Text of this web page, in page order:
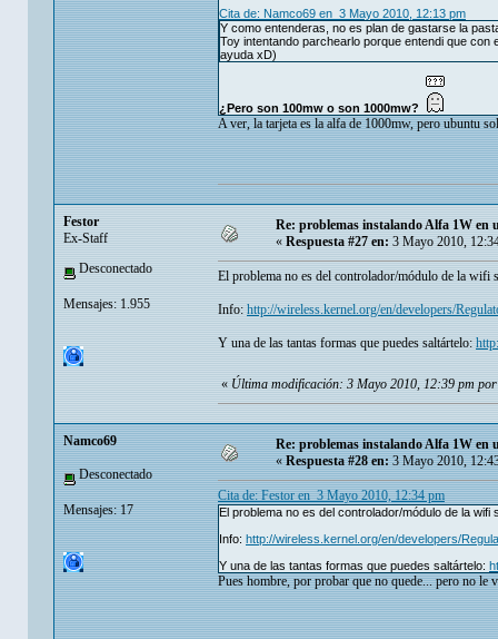
Cita de: Namco69 en 3 Mayo 2010, 12:13 pm
Y como entenderas, no es plan de gastarse la
Toy intentando parchearlo porque entendi que
ayuda xD)
¿Pero son 100mw o son 1000mw?
A ver, la tarjeta es la alfa de 1000mw, pero ubuntu
Festor
Ex-Staff
Desconectado
Mensajes: 1.955
Re: problemas instalando Alfa 1W en
« Respuesta #27 en: 3 Mayo 2010,
El problema no es del controlador/módulo de la wifi
Info: http://wireless.kernel.org/en/developers/
Y una de las tantas formas que puedes saltártelo:
« Última modificación: 3 Mayo 2010, 12:39 pm
Namco69
Desconectado
Mensajes: 17
Re: problemas instalando Alfa 1W en
«Respuesta #28 en:3 Mayo 2010,
Cita de: Festor en 3 Mayo 2010, 12:34 pm
El problema no es del controlador/módulo de la wifi
Info: http://wireless.kernel.org/en/developers/
Y una de las tantas formas que puedes saltártelo:
Pues hombre, por probar que no quede... pero no le